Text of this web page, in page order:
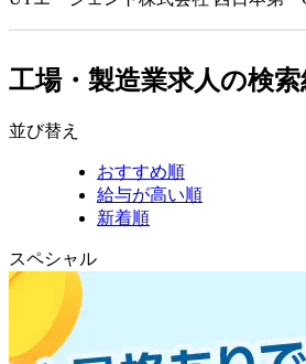
工場・製造業求人の検
並び替え
おすすめ順
給与が高い順
新着順
スペシャル